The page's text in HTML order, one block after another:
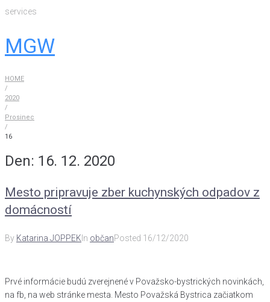
Skip
content
services
MGW
HOME
/
2020
/
Prosinec
/
16
Den: 16. 12. 2020
Mesto pripravuje zber kuchynských odpadov z
domácností
By Katarina JOPPEK In občanPosted 16/12/2020
Prvé informácie budú zverejnené v Považsko-bystrických novinkách,
na fb, na web stránke mesta. Mesto Považská Bystrica začiatkom